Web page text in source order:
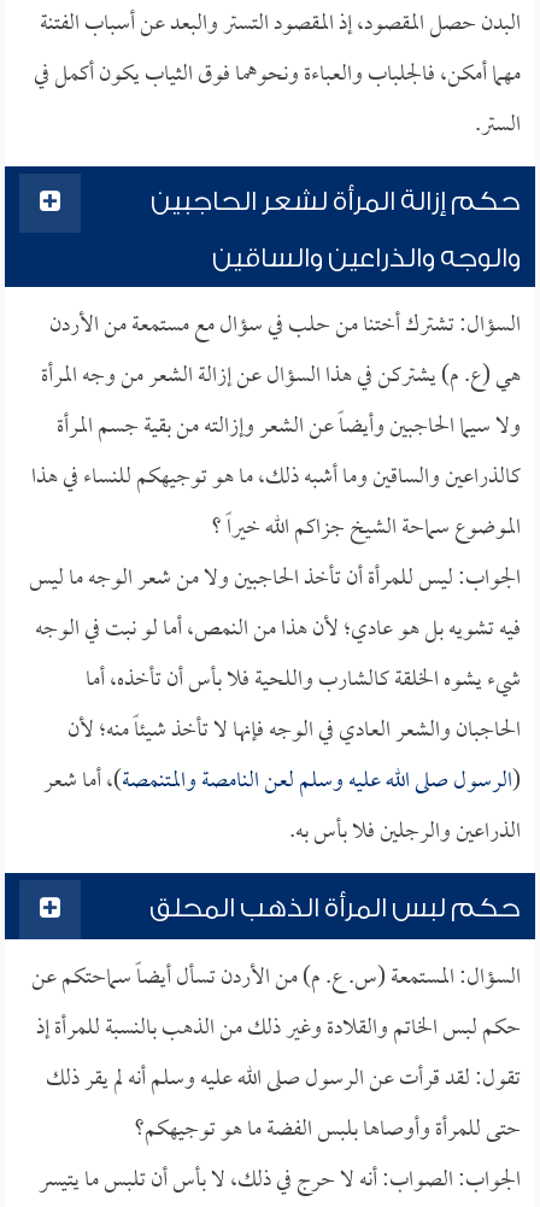
البدن حصل المقصود، إذ المقصود التستر والبعد عن أسباب الفتنة
مهما أمكن، فالجلباب والعباءة ونحوهما فوق الثياب يكون أكمل في
الستر.
حكم إزالة المرأة لشعر الحاجبين
والوجه والذراعين والساقين
السؤال: تشترك أختنا من حلب في سؤال مع مستمعة من الأردن
هي (ع. م) يشتركن في هذا السؤال عن إزالة الشعر من وجه المرأة
ولا سيما الحاجبين وأيضاً عن الشعر وإزالته من بقية جسم المرأة
كالذراعين والساقين وما أشبه ذلك، ما هو توجيهكم للنساء في هذا
الموضوع سماحة الشيخ جزاكم الله خيراً ؟
الجواب: ليس للمرأة أن تأخذ الحاجبين ولا من شعر الوجه ما ليس
فيه تشويه بل هو عادي؛ لأن هذا من النمص، أما لو نبت في الوجه
شيء يشوه الخلقة كالشارب واللحية فلا بأس أن تأخذه، أما
الحاجبان والشعر العادي في الوجه فإنها لا تأخذ شيئاً منه؛ لأن
(الرسول صلى الله عليه وسلم لعن النامصة والمتنمصة)، أما شعر
الذراعين والرجلين فلا بأس به.
حكم لبس المرأة الذهب المحلق
السؤال: المستمعة (س. ع. م) من الأردن تسأل أيضاً سماحتكم عن
حكم لبس الخاتم والقلادة وغير ذلك من الذهب بالنسبة للمرأة إذ
تقول: لقد قرأت عن الرسول صلى الله عليه وسلم أنه لم يقر ذلك
حتى للمرأة وأوصاها بلبس الفضة ما هو توجيهكم؟
الجواب: الصواب: أنه لا حرج في ذلك، لا بأس أن تلبس ما يتيسر